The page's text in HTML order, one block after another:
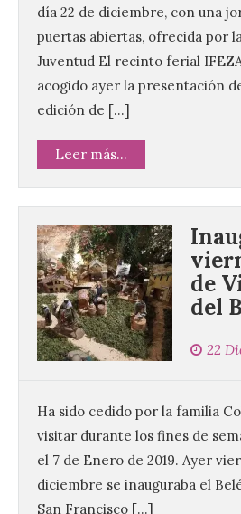
día 22 de diciembre, con una
puertas abiertas, ofrecida por
Juventud El recinto ferial
acogido ayer la presentación
edición de […]
Leer más...
de
del
22
Ha sido cedido por la familia
visitar durante los fines de
el 7 de Enero de 2019. Ayer
diciembre se inauguraba el
San Francisco […]